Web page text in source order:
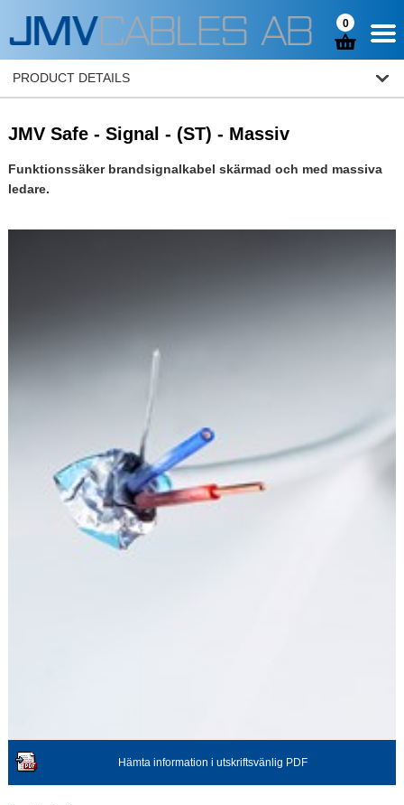
0
PRODUCT DETAILS
JMV Safe - Signal - (ST) - Massiv
Funktionssäker brandsignalkabel skärmad och med massiva
ledare.
Hämta information i utskriftsvänlig PDF